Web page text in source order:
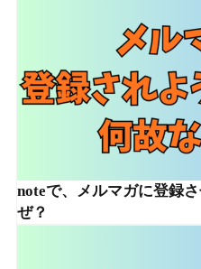
noteで、メルマガに登録
ぜ？